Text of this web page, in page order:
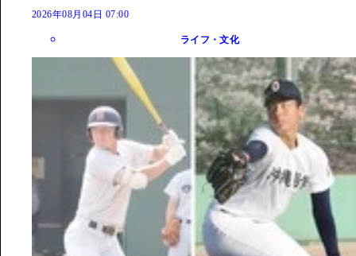
2026年08月04日 07:00
ライフ・文化